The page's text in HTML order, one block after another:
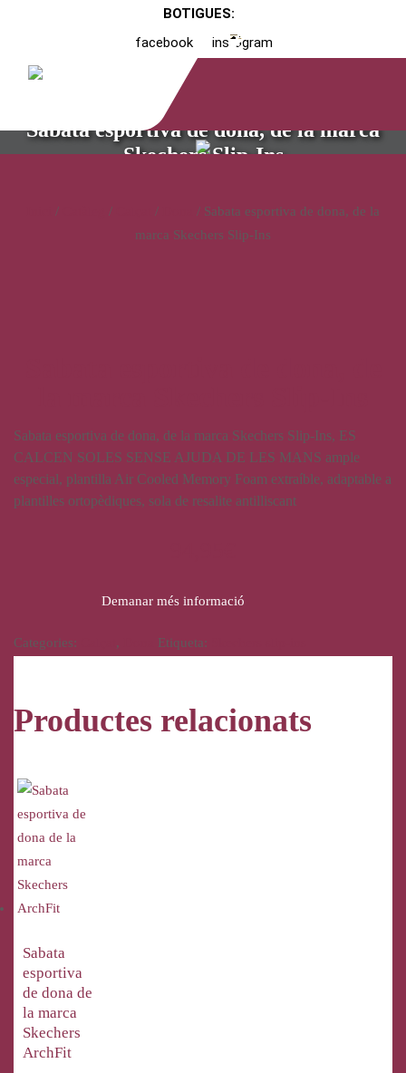
BOTIGUES:
facebook
instagram
Sabata esportiva de dona, de la marca
Skechers Slip-Ins
/ / /
/ Sabata esportiva de dona, de la
marca Skechers Slip-Ins
Sabata esportiva de dona, de la marca Skechers Slip-Ins, ES
CALCEN SOLES SENSE AJUDA DE LES MANS ample
especial, plantilla Air Cooled Memory Foam extraíble, adaptable a
plantilles ortopèdiques, sola de resalite antilliscant
Demanar més informació
Categories: , Etiqueta:
Productes relacionats
Sabata
esportiva
de dona de
la marca
Skechers
ArchFit